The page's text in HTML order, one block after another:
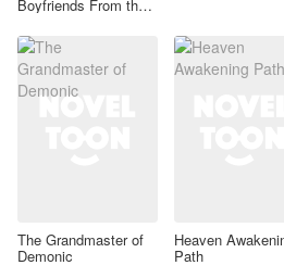
Boyfriends From the
The Grandmaster of
Demonic
Heaven
Path